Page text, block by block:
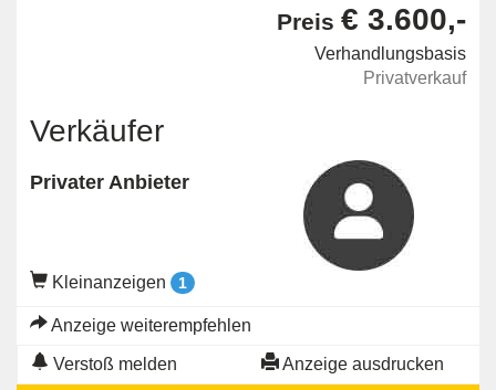
Preis € 3.600,-
Verhandlungsbasis
Privatverkauf
Verkäufer
Privater Anbieter
Kleinanzeigen 1
Anzeige weiterempfehlen
Verstoß melden Anzeige ausdrucken